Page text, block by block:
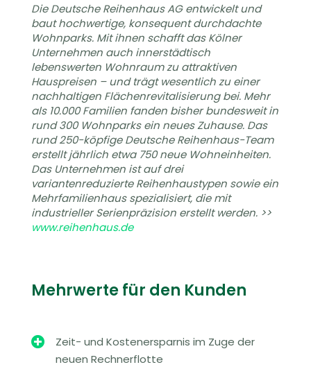
Die Deutsche Reihenhaus AG entwickelt und
baut hochwertige, konsequent durchdachte
Wohnparks. Mit ihnen schafft das Kölner
Unternehmen auch innerstädtisch
lebenswerten Wohnraum zu attraktiven
Hauspreisen – und trägt wesentlich zu einer
nachhaltigen Flächenrevitalisierung bei. Mehr
als 10.000 Familien fanden bisher bundesweit in
rund 300 Wohnparks ein neues Zuhause. Das
rund 250-köpfige Deutsche Reihenhaus-Team
erstellt jährlich etwa 750 neue Wohneinheiten.
Das Unternehmen ist auf drei
variantenreduzierte Reihenhaustypen sowie ein
Mehrfamilienhaus spezialisiert, die mit
industrieller Serienpräzision erstellt werden. >>
www.reihenhaus.de
Mehrwerte für den Kunden

Zeit- und Kostenersparnis im Zuge der
neuen Rechnerflotte